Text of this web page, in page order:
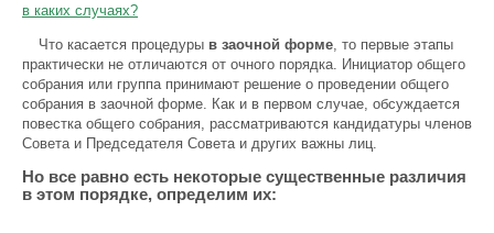
в каких случаях?
Что касается процедуры в заочной форме, то первые этапы
практически не отличаются от очного порядка. Инициатор общего
собрания или группа принимают решение о проведении общего
собрания в заочной форме. Как и в первом случае, обсуждается
повестка общего собрания, рассматриваются кандидатуры членов
Совета и Председателя Совета и других важны лиц.
Но все равно есть некоторые существенные различия
в этом порядке, определим их: